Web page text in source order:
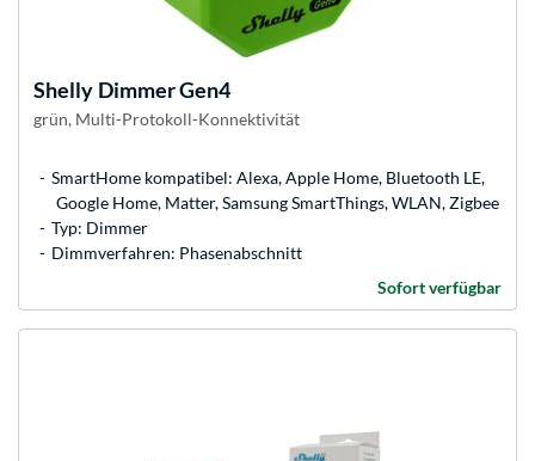
Shelly Dimmer Gen4
grün, Multi-Protokoll-Konnektivität
SmartHome kompatibel: Alexa, Apple Home, Bluetooth LE,
Google Home, Matter, Samsung SmartThings, WLAN, Zigbee
Typ: Dimmer
Dimmverfahren: Phasenabschnitt
Sofort verfügbar